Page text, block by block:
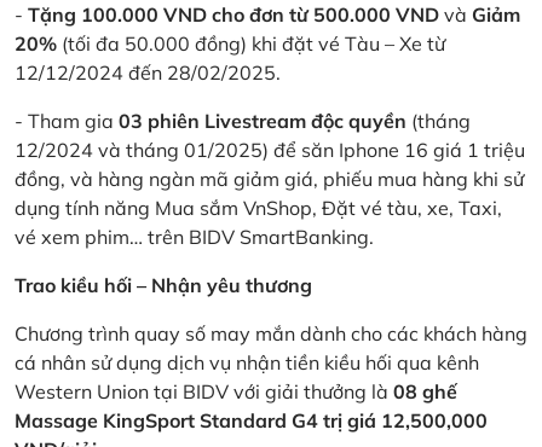
- Tặng 100.000 VND cho đơn từ 500.000 VND và Giảm
20% (tối đa 50.000 đồng) khi đặt vé Tàu – Xe từ
12/12/2024 đến 28/02/2025.
- Tham gia 03 phiên Livestream độc quyền (tháng
12/2024 và tháng 01/2025) để săn Iphone 16 giá 1 triệu
đồng, và hàng ngàn mã giảm giá, phiếu mua hàng khi sử
dụng tính năng Mua sắm VnShop, Đặt vé tàu, xe, Taxi,
vé xem phim… trên BIDV SmartBanking.
Trao kiều hối – Nhận yêu thương
Chương trình quay số may mắn dành cho các khách hàng
cá nhân sử dụng dịch vụ nhận tiền kiều hối qua kênh
Western Union tại BIDV với giải thưởng là 08 ghế
Massage KingSport Standard G4 trị giá 12,500,000